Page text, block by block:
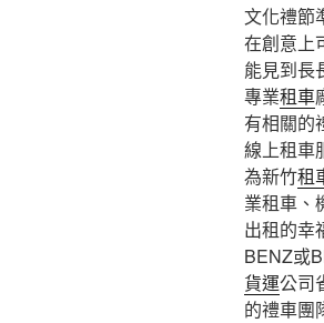
文化禮節
在創意上
能見到長
專業租車
有相關的
線上租車
為新竹租
業租車、
出租的幸
BENZ或
貨運公司
的禮車團